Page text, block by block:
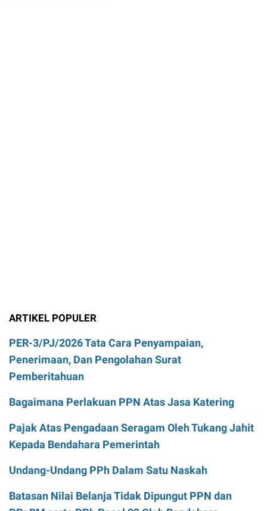
ARTIKEL POPULER
PER-3/PJ/2026 Tata Cara Penyampaian,
Penerimaan, Dan Pengolahan Surat
Pemberitahuan
Bagaimana Perlakuan PPN Atas Jasa Katering
Pajak Atas Pengadaan Seragam Oleh Tukang Jahit
Kepada Bendahara Pemerintah
Undang-Undang PPh Dalam Satu Naskah
Batasan Nilai Belanja Tidak Dipungut PPN dan